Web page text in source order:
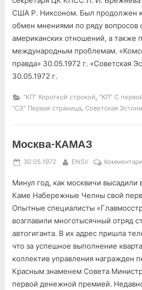
США Р. Никсоном. Был продолжен
обмен мнениями по ряду вопросов
американских отношений, а также
международным проблемам.
правда» 30.05.1972 г. «Советская
30.05.1972 г.
"КП" Короткой строкой, "КП" С
"СЭ" Первая страница, Советская
Москва-КАМАЗ
Posted
30.05.1972 By
ENSV
Минул год, как москвичи высадили
Каме Набережные Челны свой
Опытные специалисты
возглавили многотысячный отряд
автогиганта. В их адрес пришла
что за успешное выполнение
коллектив управления награжден
Красным знаменем Совета
первой денежной премией.